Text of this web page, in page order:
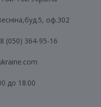
оф.302
(050) 364-95-16
до 18:00